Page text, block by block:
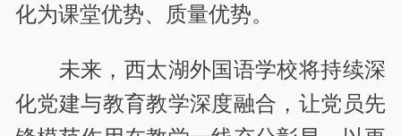
化为课堂优势、质量优势。
未来，西太湖外国语学校将持续深
化党建与教育教学深度融合，让党员先